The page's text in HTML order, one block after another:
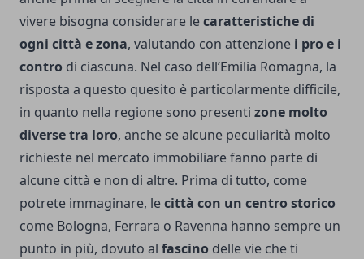
vivere bisogna considerare lecaratteristiche di
ogni città e zona, valutando con attenzione i pro e i
contro di ciascuna. Nel caso dell’Emilia Romagna, la
risposta a questo quesito è particolarmente difficile,
in quanto nella regione sono presenti zone molto
diverse tra loro, anche se alcune peculiarità molto
richieste nel mercato immobiliare fanno parte di
alcune città e non di altre. Prima di tutto, come
potrete immaginare, lecittà con un centro storico
come Bologna, Ferrara o Ravenna hanno sempre un
punto in più, dovuto al fascino delle vie che ti